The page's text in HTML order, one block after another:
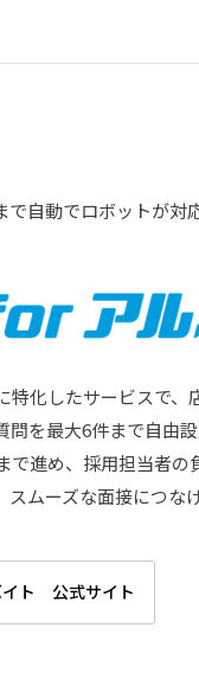
で自動でロボットが対
化したサービスで、
を最大6件まで自由
進め、採用担当者の
ムーズな面接につな
イト 公式サイト